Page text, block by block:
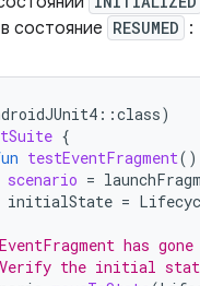
состояние RESUMED :
::class)
{
testEventFragment()
scenario =
initialState =
has
the initial